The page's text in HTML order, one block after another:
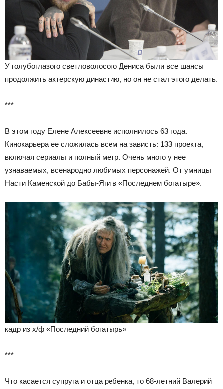
У голубоглазого светловолосого Дениса были все шансы
продолжить актерскую династию, но он не стал этого делать.
***
В этом году Елене Алексеевне исполнилось 63 года.
Кинокарьера ее сложилась всем на зависть: 133 проекта,
включая сериалы и полный метр. Очень много у нее
узнаваемых, всенародно любимых персонажей. От умницы
Насти Каменской до Бабы-Яги в «Последнем богатыре».
кадр из х/ф «Последний богатырь»
***
Что касается супруга и отца ребенка, то 68-летний Валерий